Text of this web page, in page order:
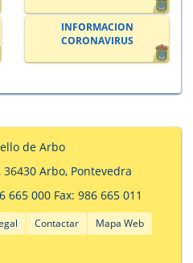
INFORMACION
CORONAVIRUS
de Arbo
36430 Arbo, Pontevedra
000 Fax: 986 665 011
Contactar
Mapa Web